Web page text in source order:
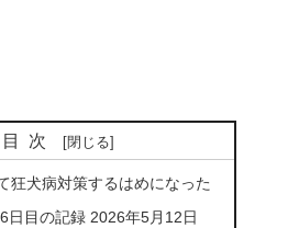
目次
狂犬病対策するはめになった
日目の記録 2026年5月12日